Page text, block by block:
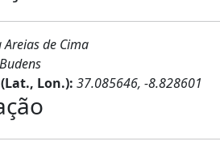
Areias de Cima
Budens
Lon.): 37.085646, -8.828601